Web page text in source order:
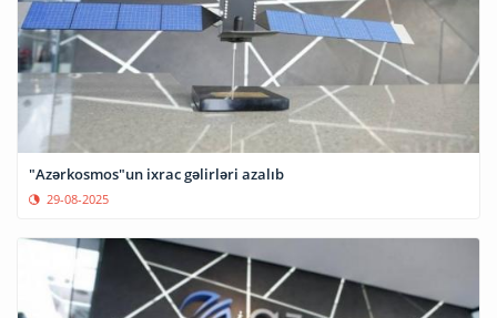
"Azərkosmos"un ixrac gəlirləri azalıb
29-08-2025